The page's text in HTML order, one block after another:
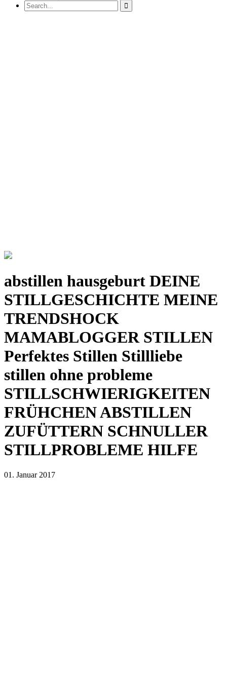
abstillen hausgeburt DEINE
STILLGESCHICHTE MEINE
TRENDSHOCK
MAMABLOGGER STILLEN
Perfektes Stillen Stillliebe
stillen ohne probleme
STILLSCHWIERIGKEITEN
FRÜHCHEN ABSTILLEN
ZUFÜTTERN SCHNULLER
STILLPROBLEME HILFE
01. Januar 2017